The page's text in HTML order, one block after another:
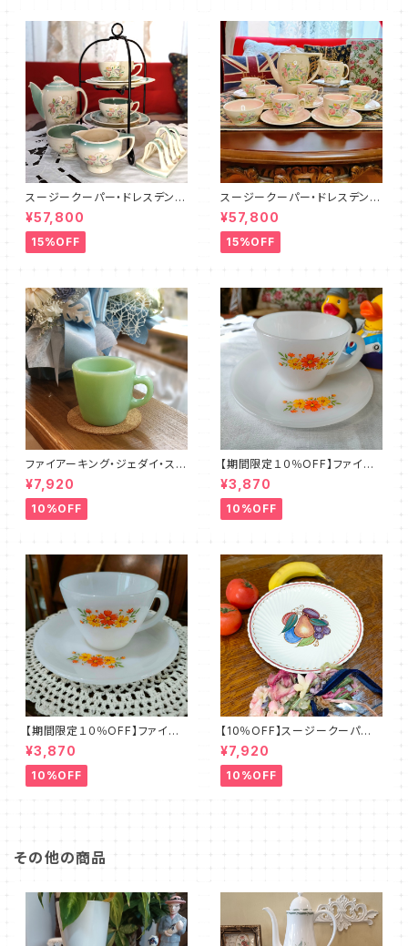
スージークーパー・ドレスデンス
プレイ・ティーフォーツー・セット
PLUS（SCDR6001）
¥57,800
15%OFF
スージークーパー・ドレスデンス
プレイ・フルセット（ピンク）SCD
R9003
¥57,800
15%OFF
ファイアーキング・ジェダイ・スト
レートマグカップ（FKJD0006）
¥7,920
10%OFF
【期間限定１０％OFF】ファイア
ーキング・フラワー・カップ＆ソー
サー（FKFW0002）
¥3,870
10%OFF
【期間限定１０％OFF】ファイア
ーキング・フラワー・カップ＆ソー
サー（FKFW0001）
¥3,870
10%OFF
【10％OFF】スージークーパー・
フルーツモチーフ・プレート（スパ
イラル）SCFM0029
¥7,920
10%OFF
その他の商品